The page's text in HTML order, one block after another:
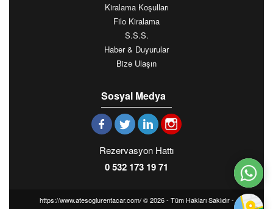
Kiralama Koşulları
Filo Kiralama
S.S.S.
Haber & Duyurular
Bize Ulaşın
Sosyal Medya
Rezervasyon Hattı
0 532 173 19 71
https://www.atesoglurentacar.com/ © 2026 - Tüm Hakları Saklıdır -